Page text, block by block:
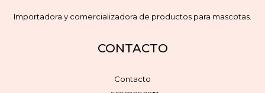
Importadora y comercializadora de productos para mascotas.
CONTACTO
Contacto